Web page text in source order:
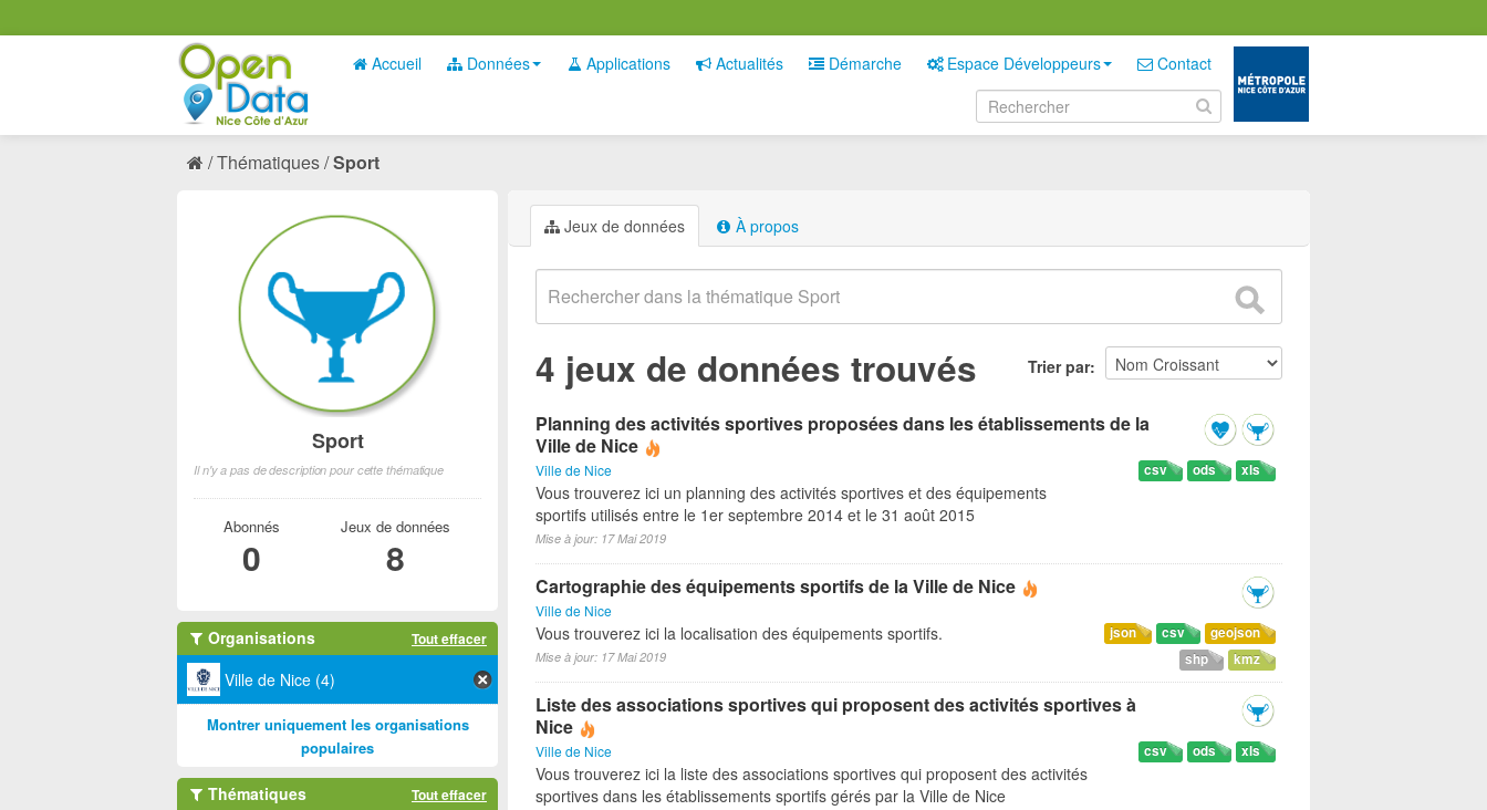
Accueil Données Applications Actualités Démarche Espace Développeurs Contact
Thématiques Sport
Jeux de données À propos
Trier par
4 jeux de données trouvés
Planning des activités sportives proposées dans les établissements de la
Ville de Nice
Ville de Nice xls
ods
csv
Vous trouverez ici un planning des activités sportives et des équipements
sportifs utilisés entre le 1er septembre 2014 et le 31 août 2015
Mise à jour: 17 Mai 2019
Cartographie des équipements sportifs de la Ville de Nice
Ville de Nice
geojson
csv
json
kmz
shp
Vous trouverez ici la localisation des équipements sportifs.
Mise à jour: 17 Mai 2019
Liste des associations sportives qui proposent des activités sportives à
Nice
Ville de Nice xls
ods
csv
Vous trouverez ici la liste des associations sportives qui proposent des activités
sportives dans les établissements sportifs gérés par la Ville de Nice
Sport
Il n'y a pas de description pour cette thématique
Abonnés
0
Jeux de données
8
Organisations Tout effacer
Ville de Nice (4)
Montrer uniquement les organisations
populaires
Thématiques Tout effacer